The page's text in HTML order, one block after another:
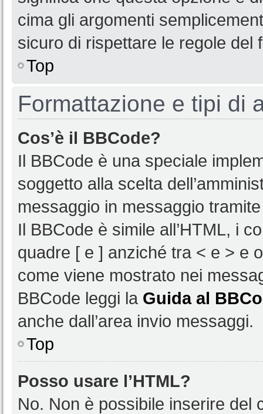
cima gli argomenti
sicuro di rispettare le regole del
Top
Formattazione e tipi di
Cos’è il BBCode?
Il BBCode è una speciale
soggetto alla scelta
messaggio in messaggio
Il BBCode è simile all’HTML, i
quadre [ e ] anziché tra < e > e
come viene mostrato nei
BBCode leggi la Guida al
anche dall’area invio messaggi.
Top
Posso usare l’HTML?
No. Non è possibile inserire del